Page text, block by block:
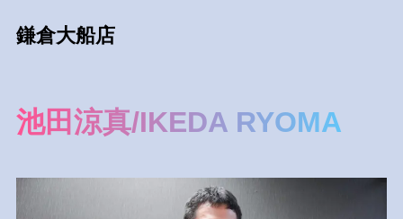
鎌倉大船店
池田涼真/IKEDA RYOMA